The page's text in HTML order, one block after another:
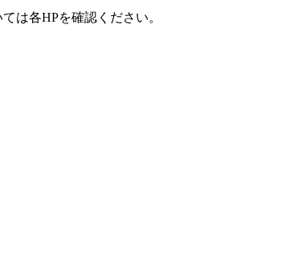
は各HPを確認ください。